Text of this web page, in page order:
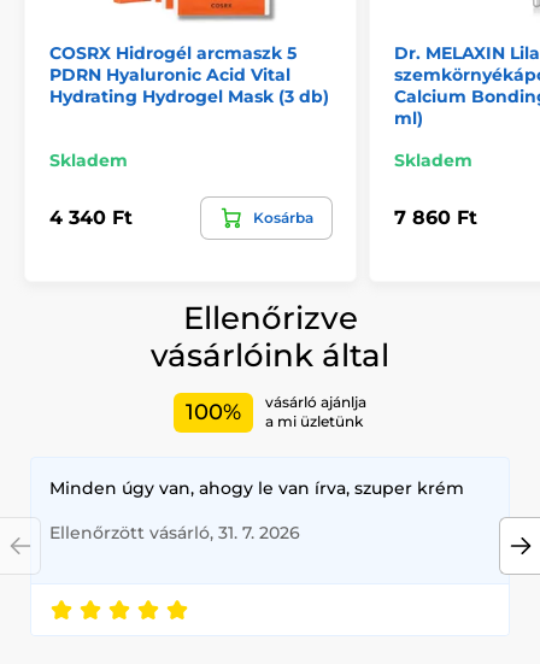
COSRX Hidrogél arcmaszk 5
PDRN Hyaluronic Acid Vital
Hydrating Hydrogel Mask (3 db)
Skladem
4 340 Ft Kosárba
Dr. MELAXIN Lila
Calcium
ml)
Skladem
7 860 Ft
Ellenőrizve
vásárlóink által
100%
vásárló ajánlja
a mi üzletünk
Minden úgy van, ahogy le van írva, szuper krém
Ellenőrzött vásárló, 31. 7. 2026